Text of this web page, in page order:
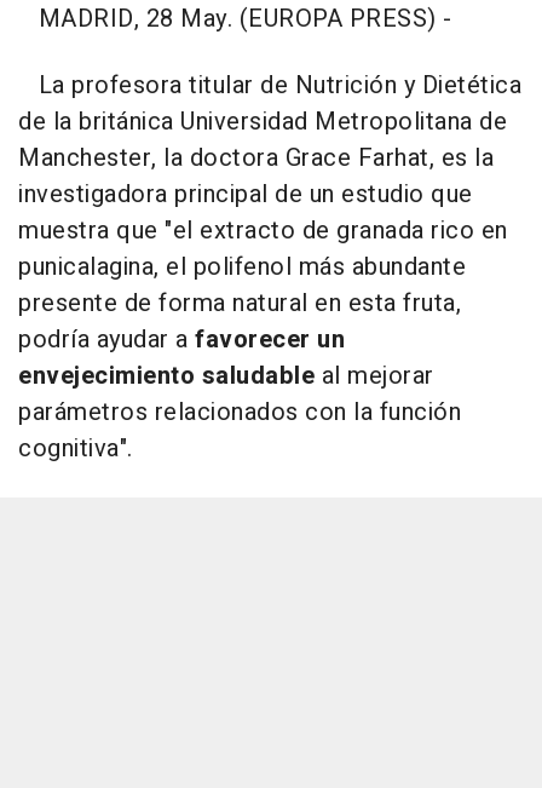
MADRID, 28 May. (EUROPA PRESS) -
La profesora titular de Nutrición y Dietética
de la británica Universidad Metropolitana de
Manchester, la doctora Grace Farhat, es la
investigadora principal de un estudio que
muestra que "el extracto de granada rico en
punicalagina, el polifenol más abundante
presente de forma natural en esta fruta,
podría ayudar a favorecer un
envejecimiento saludable al mejorar
parámetros relacionados con la función
cognitiva".